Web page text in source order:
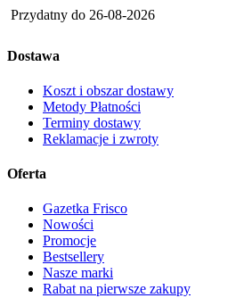
Przydatny do 26-08-2026
Dostawa
Koszt i obszar dostawy
Metody Płatności
Terminy dostawy
Reklamacje i zwroty
Oferta
Gazetka Frisco
Nowości
Promocje
Bestsellery
Nasze marki
Rabat na pierwsze zakupy